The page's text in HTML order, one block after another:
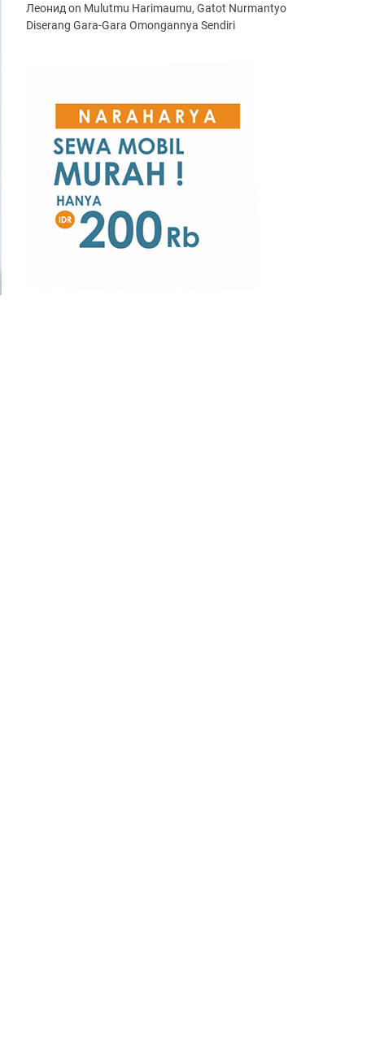
Леонид on Mulutmu Harimaumu, Gatot Nurmantyo
Diserang Gara-Gara Omongannya Sendiri